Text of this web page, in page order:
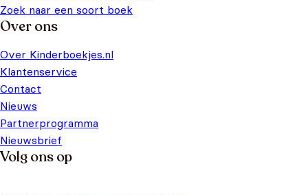
Zoek naar een soort boek
Over ons
Over Kinderboekjes.nl
Klantenservice
Contact
Nieuws
Partnerprogramma
Nieuwsbrief
Volg ons op